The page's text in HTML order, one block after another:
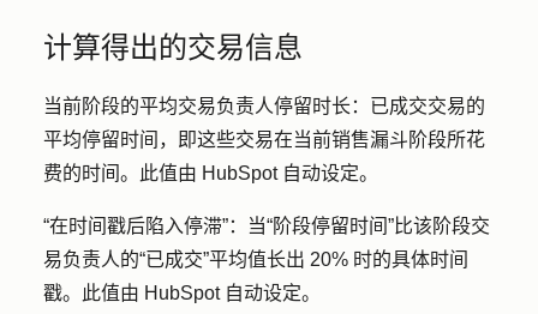
计算得出的交易信息
当前阶段的平均交易负责人停留时长：已成交交易的
平均停留时间，即这些交易在当前销售漏斗阶段所花
费的时间。此值由 HubSpot 自动设定。
“在时间戳后陷入停滞”：当“阶段停留时间”比该阶段交
易负责人的“已成交”平均值长出 20% 时的具体时间
戳。此值由 HubSpot 自动设定。